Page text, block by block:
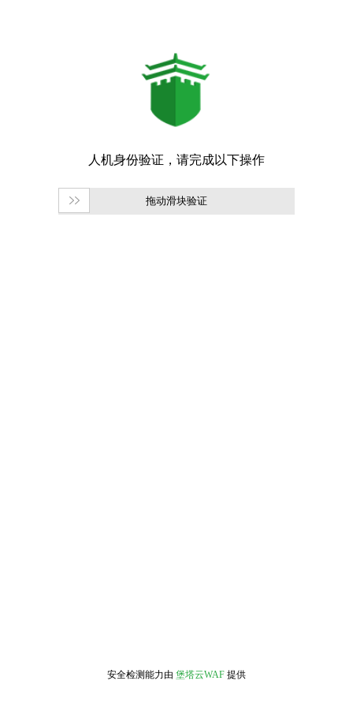
拖动滑块验证
安全检测能力由 堡塔云WAF 提供